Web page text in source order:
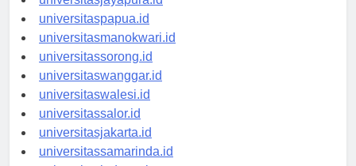
universitaspapua.id
universitasmanokwari.id
universitassorong.id
universitaswanggar.id
universitaswalesi.id
universitassalor.id
universitasjakarta.id
universitassamarinda.id